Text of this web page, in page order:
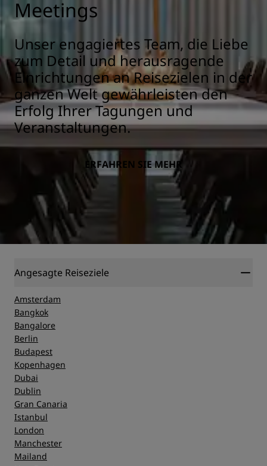
Meetings
Unser engagiertes Team, die Liebe
zum Detail und herausragende
Einrichtungen an Reisezielen in der
ganzen Welt gewährleisten den
Erfolg Ihrer Tagungen und
Veranstaltungen.
ERFAHREN SIE MEHR
Angesagte Reiseziele
Amsterdam
Bangkok
Bangalore
Berlin
Budapest
Kopenhagen
Dubai
Dublin
Gran Canaria
Istanbul
London
Manchester
Mailand